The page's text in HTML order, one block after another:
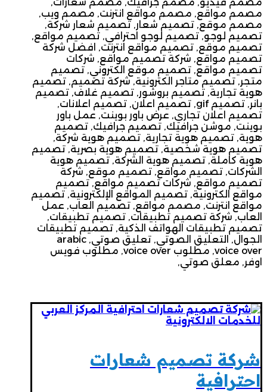
مصمم فيديو, مصمم جرافيك, مصمم شعارات,
مصمم مواقع, مصمم مواقع انترنت, مصمم ويب,
مصمم موقع, تصميم شعار, تصميم شعار شركة,
تصميم لوجو, تصميم لوجو احترافي, تصميم مواقع,
تصميم موقع, تصميم مواقع انترنت, افضل شركة
تصميم مواقع, شركة تصميم مواقع, شركات
تصميم مواقع, تصميم موقع الكتروني, تصميم
متجر, تصميم متاجر الكترونية, شركة تصميم, تصميم
هوية تجارية, تصميم بروشور, تصميم غلاف, تصميم
بانر, تصميم gif, تصميم اعلان, تصميم اعلانات,
تصميم اعلان تجاري, عرض باور بوينت, عمل باور
بوينت, موشن جرافيك, تصميم جرافيك, تصميم
هوية, تصميم هوية تجارية, تصميم هوية شركة,
تصميم هوية شخصية, تصميم هوية بصرية, تصميم
هوية كاملة, تصميم هوية الشركة, تصميم هوية
الشركات, تصميم مواقع, تصميم موقع, شركة
تصميم مواقع, شركات تصميم مواقع, تصميم
مواقع الكترونية, تصميم المواقع الإلكترونية, تصميم
مواقع انترنت, مصمم مواقع, تصميم العاب, عمل
العاب, شركة تصميم تطبيقات, تصميم تطبيقات,
تصميم تطبيقات الهواتف الذكية, تصميم تطبيقات
الجوال, التعليق الصوتي, تعليق صوتي, arabic
voice over, مطلوب voice over, مطلوب فويس
اوفر, معلق صوتي,
شركة تصميم شعارات
احترافية